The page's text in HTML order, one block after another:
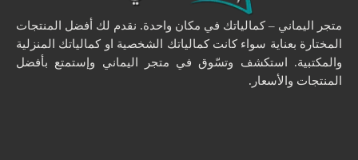
متجر اليماني – كمالياتك في مكان واحدة. نقدم لك أفضل المنتجات
المختارة بعناية سواء كانت كمالياتك الشخصية او كمالياتك المنزلية
والمكتبية. استكشف وتسّوق في متجر اليماني وإستمتع بأفضل
المنتجات والأسعار.